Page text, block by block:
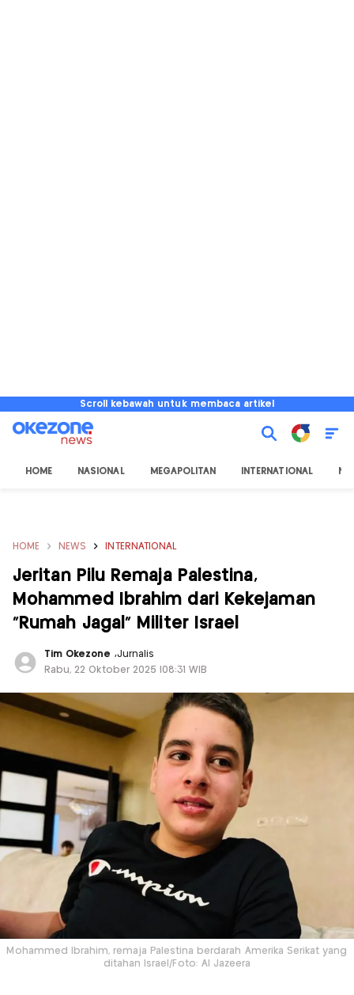
Scroll kebawah untuk membaca artikel
HOME NASIONAL MEGAPOLITAN INTERNATIONAL
HOME NEWS INTERNATIONAL
Jeritan Pilu Remaja Palestina,
Mohammed Ibrahim dari Kekejaman
"Rumah Jagal" Militer Israel
Tim Okezone ,Jurnalis
Rabu, 22 Oktober 2025 |08:31 WIB
Mohammed Ibrahim, remaja Palestina berdarah Amerika Serikat yang
ditahan Israel/Foto: Al Jazeera